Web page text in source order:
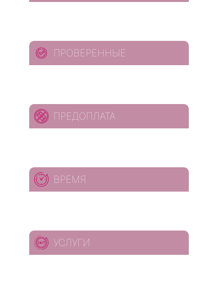
ПРОВЕРЕННЫЕ
ПРЕДОПЛАТА
ВРЕМЯ
УСЛУГИ